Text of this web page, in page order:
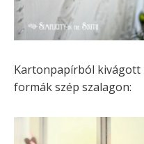
Kartonpapírból kivágott
formák szép szalagon: